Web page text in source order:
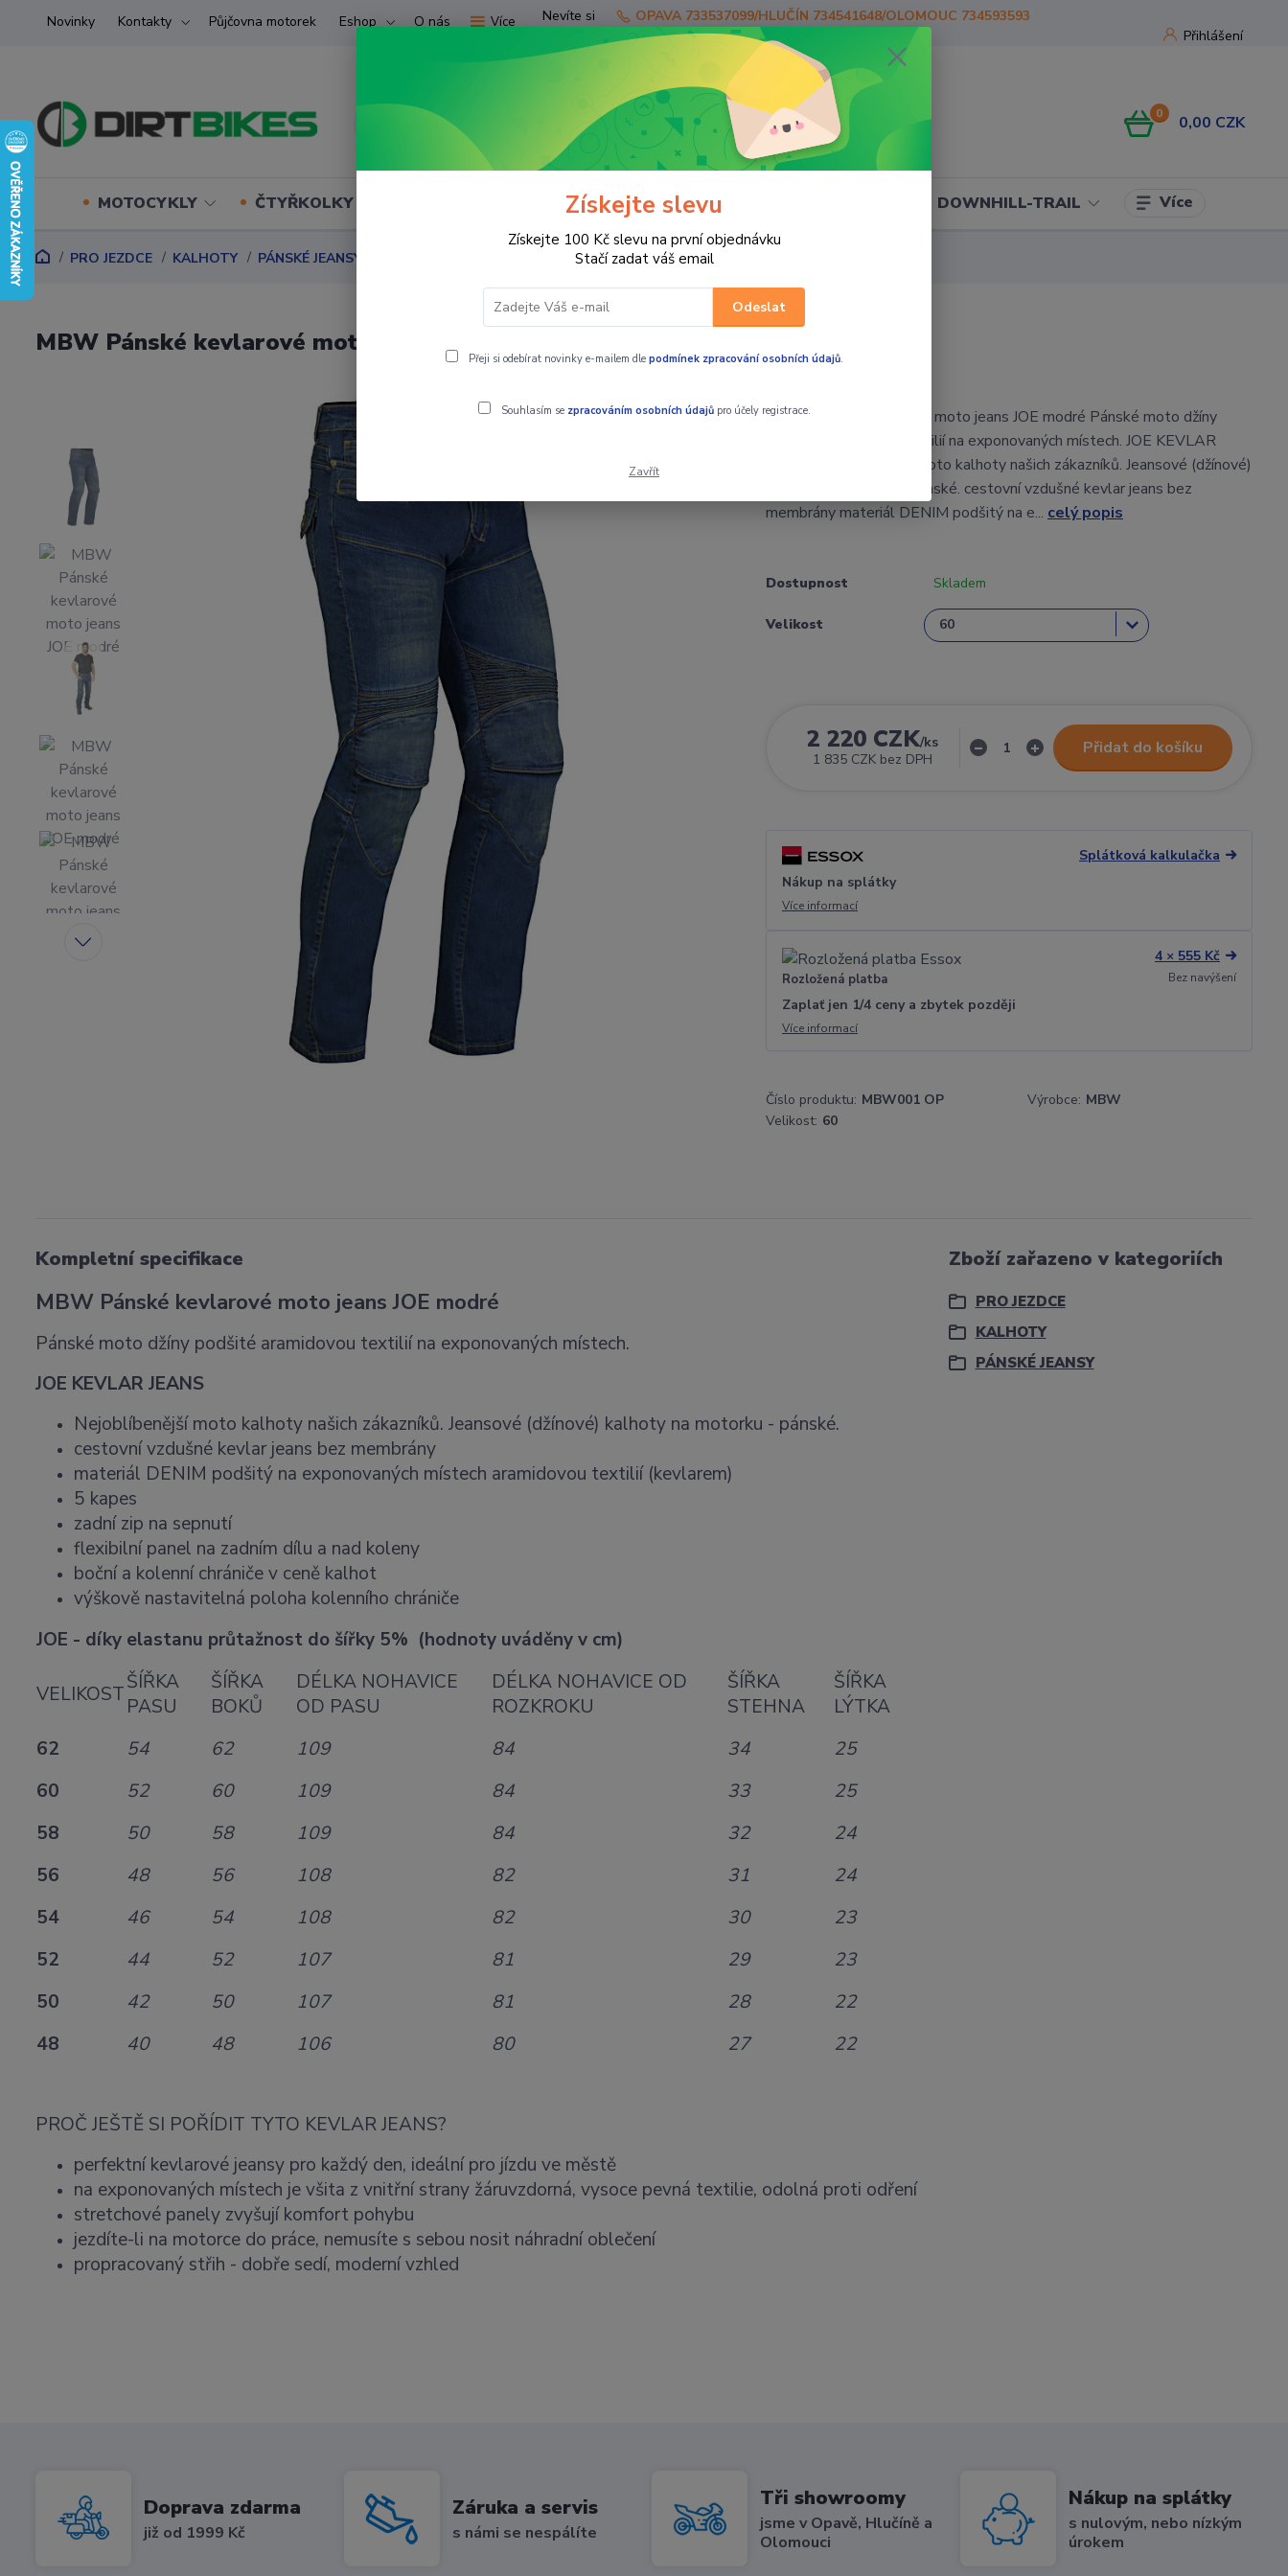
Novinky Kontakty Půjčovna motorek Eshop O nás Více
Přihlášení
Hledat
Nevíte si
rady?
Zavolejte.
OPAVA 733537099/HLUČÍN 734541648/OLOMOUC 734593593
0 0,00 CZK
MOTOCYKLY ČTYŘKOLKY (ATV) UTV SKÚTRY PRO JEZDCE DOWNHILL-TRAIL Více
PRO JEZDCE KALHOTY PÁNSKÉ JEANSY MBW Pánské kevlarové moto jeans JOE modré
MBW Pánské kevlarové moto jeans JOE modré
MBW Pánské kevlarové moto jeans JOE modré Pánské moto džíny
podšité aramidovou textilií na exponovaných místech. JOE KEVLAR
JEANS Nejoblíbenější moto kalhoty našich zákazníků. Jeansové (džínové)
kalhoty na motorku - pánské. cestovní vzdušné kevlar jeans bez
membrány materiál DENIM podšitý na e... celý popis
Dostupnost Skladem
Velikost
2 220 CZK/ks
1 835 CZK bez DPH
Přidat do košíku
Splátková kalkulačka
Nákup na splátky
Více informací
Rozložená platba
4 × 555 Kč
Bez navýšení
Zaplať jen 1/4 ceny a zbytek později
Více informací
Číslo produktu: MBW001 OP Výrobce: MBW
Velikost: 60
Kompletní specifikace
MBW Pánské kevlarové moto jeans JOE modré
Pánské moto džíny podšité aramidovou textilií na exponovaných místech.
JOE KEVLAR JEANS
Nejoblíbenější moto kalhoty našich zákazníků. Jeansové (džínové) kalhoty na motorku - pánské.
cestovní vzdušné kevlar jeans bez membrány
materiál DENIM podšitý na exponovaných místech aramidovou textilií (kevlarem)
5 kapes
zadní zip na sepnutí
flexibilní panel na zadním dílu a nad koleny
boční a kolenní chrániče v ceně kalhot
výškově nastavitelná poloha kolenního chrániče
JOE - díky elastanu průtažnost do šířky 5% (hodnoty uváděny v cm)
VELIKOSTŠÍŘKA
PASU
ŠÍŘKA
BOKŮ
DÉLKA NOHAVICE
OD PASU
DÉLKA NOHAVICE OD
ROZKROKU
ŠÍŘKA
STEHNA
ŠÍŘKA
LÝTKA
62
54 62 109 84 34
25
60
52 60 109 84 33
25
58
50 58 109 84 32
24
56
48 56 108 82 31
24
54
46 54 108 82 30
23
52
44 52 107 81 29
23
50
42 50 107 81 28
22
48
40 48 106 80 27 22
PROČ JEŠTĚ SI POŘÍDIT TYTO KEVLAR JEANS?
perfektní kevlarové jeansy pro každý den, ideální pro jízdu ve městě
na exponovaných místech je všita z vnitřní strany žáruvzdorná, vysoce pevná textilie, odolná proti odření
stretchové panely zvyšují komfort pohybu
jezdíte-li na motorce do práce, nemusíte s sebou nosit náhradní oblečení
propracovaný střih - dobře sedí, moderní vzhled
Zboží zařazeno v kategoriích
PRO JEZDCE
KALHOTY
PÁNSKÉ JEANSY
Doprava zdarma
již od 1999 Kč
Záruka a servis
s námi se nespálíte
Tři showroomy
jsme v Opavě, Hlučíně a
Olomouci
Nákup na splátky
s nulovým, nebo nízkým
úrokem
Získejte slevu
Získejte 100 Kč slevu na první objednávku
Stačí zadat váš email
Odeslat
Přeji si odebírat novinky e-mailem dle podmínek zpracování osobních údajů.
Souhlasím se zpracováním osobních údajůpro účely registrace.
Zavřít